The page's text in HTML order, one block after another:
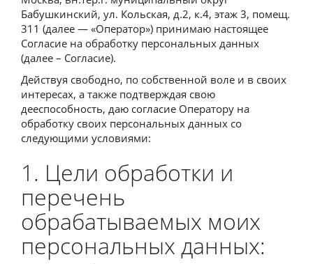
Бабушкинский, ул. Кольская, д.2, к.4, этаж 3, помещ.
311 (далее — «Оператор») принимаю настоящее
Согласие на обработку персональных данных
(далее – Согласие).
Действуя свободно, по собственной воле и в своих
интересах, а также подтверждая свою
дееспособность, даю согласие Оператору на
обработку своих персональных данных со
следующими условиями:
1. Цели обработки и
перечень
обрабатываемых моих
персональных данных: